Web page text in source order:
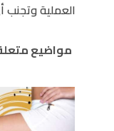
العملية
مواضيع